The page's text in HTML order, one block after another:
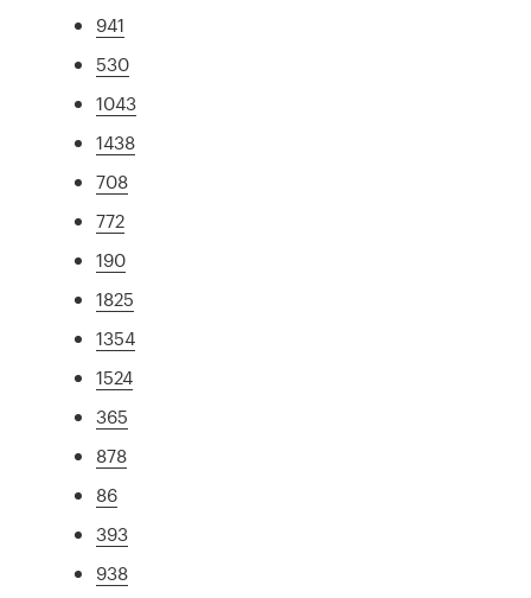
941
530
1043
1438
708
772
190
1825
1354
1524
365
878
86
393
938